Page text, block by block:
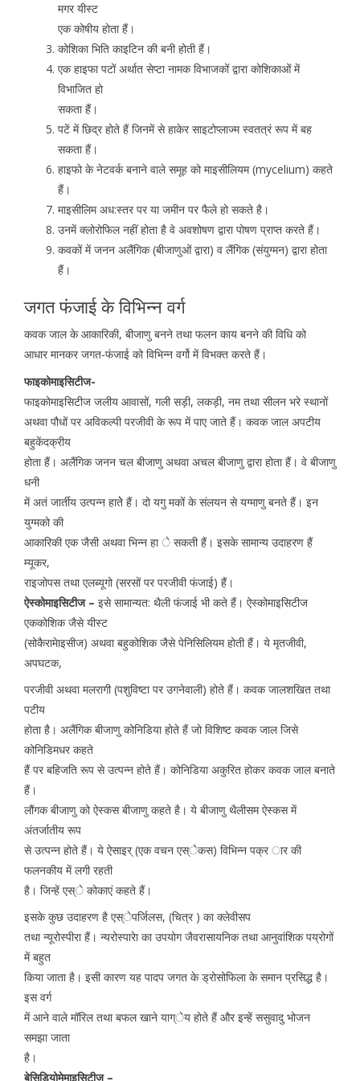
मगर यीस्ट
एक कोषीय होता हैं।
कोशिका भिति काइटिन की बनी होती हैं।
एक हाइफा पटों अर्थात सेप्टा नामक विभाजकों द्वारा कोशिकाओं में
विभाजित हो
सकता हैं।
पटें में छिद्र होते हैं जिनमें से हाकेर साइटोप्लाज्म स्वतत्रं रूप में बह
सकता हैं।
हाइफो के नेटवर्क बनाने वाले समूह को माइसीलियम (mycelium) कहते
हैं।
माइसीलिम अध:स्तर पर या जमीन पर फैले हो सकते है।
उनमें क्लोरोफिल नहीं होता है वे अवशोषण द्वारा पोषण प्राप्त करते हैं।
कवकों में जनन अलैंगिक (बीजाणुओं द्वारा) व लैंगिक (संयुग्मन) द्वारा होता
हैं।
जगत फंजाई के विभिन्न वर्ग
कवक जाल के आकारिकी, बीजाणु बनने तथा फलन काय बनने की विधि को
आधार मानकर जगत-फंजाई को विभिन्न वर्गो में विभक्त करते हैं।
फाइकोमाइसिटीज-
फाइकोमाइसिटीज जलीय आवासों, गली सड़ी, लकड़ी, नम तथा सीलन भरे स्थानों
अथवा पौधों पर अविकल्पी परजीवी के रूप में पाए जाते हैं। कवक जाल अपटीय
बहुकेंदक्रीय
होता हैं। अलैंगिक जनन चल बीजाणु अथवा अचल बीजाणु द्वारा होता हैं। वे बीजाणु
धनी
में अतं जार्तीय उत्पन्न हातेे हैं। दो यगु मकों के संलयन से यग्माणु बनते हैं। इन
युग्मको की
आकारिकी एक जैसी अथवा भिन्न हा े सकती हैं। इसके सामान्य उदाहरण हैं
म्यूकर,
राइजोपस तथा एलब्यूगो (सरसों पर परजीवी फंजाई) हैं।
ऐस्कोमाइसिटीज – इसे सामान्यत: थैली फंजाई भी कते हैं। ऐस्कोमाइसिटीज
एककोशिक जैसे यीस्ट
(सोकैरामेाइसीज) अथवा बहुकोशिक जैसे पेनिसिलियम होती हैं। ये मृतजीवी,
अपघटक,
परजीवी अथवा मलरागी (पशुविष्टा पर उगनेवाली) होते हैं। कवक जालशखित तथा
पटीय
होता है। अलैंगिक बीजाणु कोनिडिया होते हैं जो विशिष्ट कवक जाल जिसे
कोनिडिमधर कहते
हैं पर बहिजति रूप से उत्पन्न होते हैं। कोनिडिया अकुरित होकर कवक जाल बनाते
हैं।
लौंगक बीजाणु को ऐस्कस बीजाणु कहते है। ये बीजाणु थैलीसम ऐस्कस में
अंतर्जातीय रूप
से उत्पन्न होते हैं। ये ऐसाइर् (एक वचन एस्ेकस) विभिन्न पक्र ार की
फलनकीय में लगी रहती
है। जिन्हें एस्े कोकाएं कहते हैं।
इसके कुछ उदाहरण है एस्ेपर्जिलस, (चित्र ) का क्लेवीसप
तथा न्यूरोस्पीरा हैं। न्यरोस्पारेा का उपयोग जैवरासायनिक तथा आनुवांशिक पय्रोगों
में बहुत
किया जाता है। इसी कारण यह पादप जगत के ड्रोसोफिला के समान प्रसिद्ध है।
इस वर्ग
में आने वाले मॉरिल तथा बफल खाने याग्ेय होते हैं और इन्हें ससुवादु भोजन
समझा जाता
है।
बेसिडियोमेमाइसिटीज –